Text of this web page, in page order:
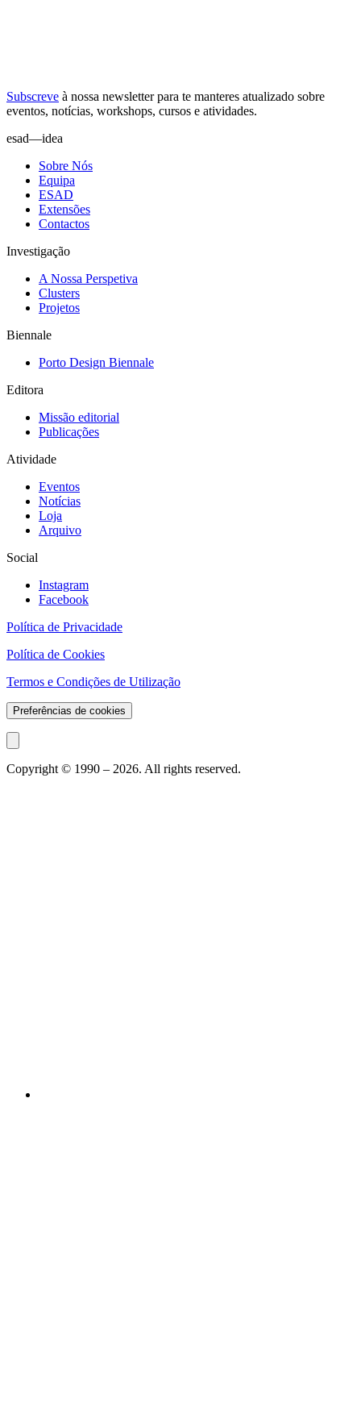
Subscreve à nossa newsletterpara te manteres atualizado sobre
eventos, notícias, workshops, cursos e atividades.
esad—idea
Sobre Nós
Equipa
ESAD
Extensões
Contactos
Investigação
A Nossa Perspetiva
Clusters
Projetos
Biennale
Porto Design Biennale
Editora
Missão editorial
Publicações
Atividade
Eventos
Notícias
Loja
Arquivo
Social
Instagram
Facebook
Política de Privacidade
Política de Cookies
Termos e Condições de Utilização
Preferências de cookies
Copyright © 1990 – 2026. All rights reserved.